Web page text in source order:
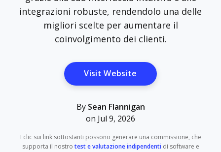
integrazioni robuste, rendendolo una delle
migliori scelte per aumentare il
coinvolgimento dei clienti.
Visit Website Opens New Window
By Sean Flannigan
on Jul 9, 2026
I clic sui link sottostanti possono generare una commissione, che
supporta il nostro test e valutazione indipendentidi software e